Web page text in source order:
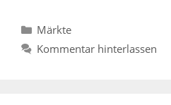
Kategorien
Märkte
Kommentar hinterlassen